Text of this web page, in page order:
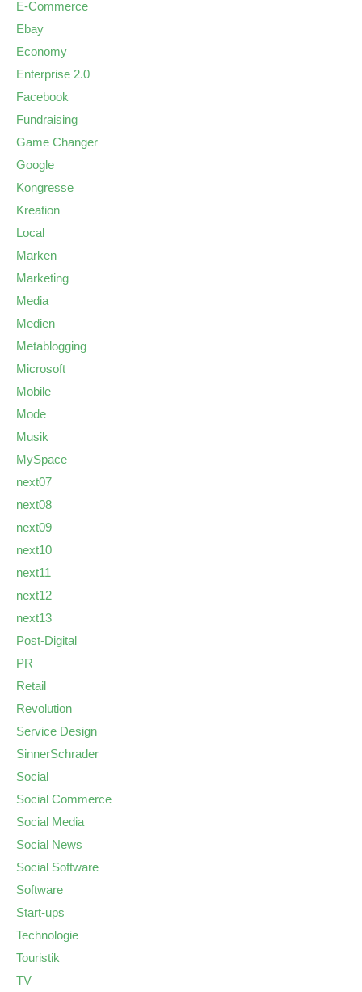
E-Commerce
Ebay
Economy
Enterprise 2.0
Facebook
Fundraising
Game Changer
Google
Kongresse
Kreation
Local
Marken
Marketing
Media
Medien
Metablogging
Microsoft
Mobile
Mode
Musik
MySpace
next07
next08
next09
next10
next11
next12
next13
Post-Digital
PR
Retail
Revolution
Service Design
SinnerSchrader
Social
Social Commerce
Social Media
Social News
Social Software
Software
Start-ups
Technologie
Touristik
TV